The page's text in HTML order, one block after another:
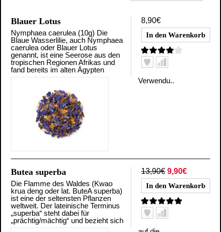
8,90€
Blauer Lotus
Nymphaea caerulea (10g) Die
Blaue Wasserlilie, auch Nymphaea
caerulea oder Blauer Lotus
genannt, ist eine Seerose aus den
tropischen Regionen Afrikas und
fand bereits im alten Ägypten
Verwendu..
13,90€ 9,90€
Butea superba
Die Flamme des Waldes (Kwao
krua deng oder lat. ButeA superba)
ist eine der seltensten Pflanzen
weltweit. Der lateinische Terminus
„superba“ steht dabei für
„prächtig/mächtig“ und bezieht sich